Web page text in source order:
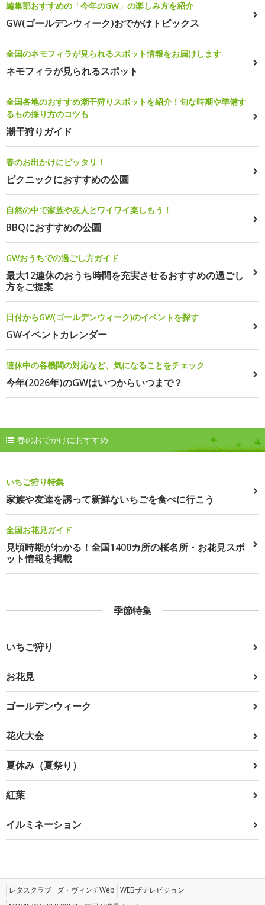
編集部おすすめの「今年のGW」の楽しみ方を紹介
GW(ゴールデンウィーク)おでかけトピックス
全国のネモフィラが見られるスポット情報をお届けします
ネモフィラが見られるスポット
全国各地のおすすめ潮干狩りスポットを紹介！旬な時期や準備す
るもの採り方のコツも
潮干狩りガイド
春のお出かけにピッタリ！
ピクニックにおすすめの公園
自然の中で家族や友人とワイワイ楽しもう！
BBQにおすすめの公園
GWおうちでの過ごし方ガイド
最大12連休のおうち時間を充実させるおすすめの過ごし
方をご提案
日付からGW(ゴールデンウィーク)のイベントを探す
GWイベントカレンダー
連休中の各機関の対応など、気になることをチェック
今年(2026年)のGWはいつからいつまで？
春のおでかけにおすすめ
いちご狩り特集
家族や友達を誘って新鮮ないちごを食べに行こう
全国お花見ガイド
見頃時期がわかる！全国1400カ所の桜名所・お花見スポ
ット情報を掲載
季節特集
いちご狩り
お花見
ゴールデンウィーク
花火大会
夏休み（夏祭り）
紅葉
イルミネーション
レタスクラブ ダ・ヴィンチWeb WEBザテレビジョン